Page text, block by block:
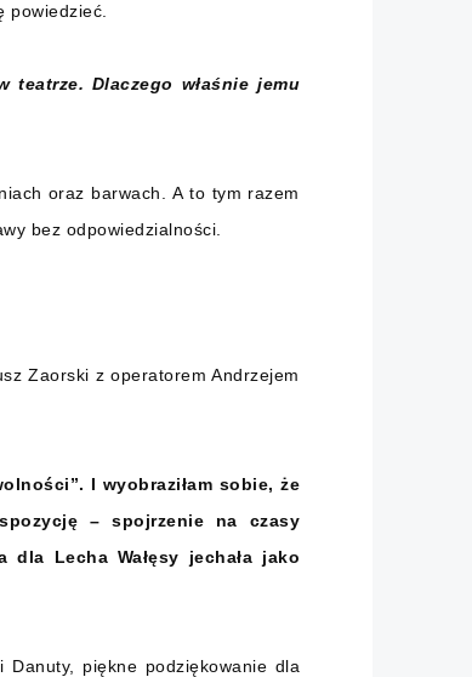
powiedzieć.
teatrze. Dlaczego właśnie jemu
oraz barwach. A to tym razem
bez odpowiedzialności.
Zaorski z operatorem Andrzejem
I wyobraziłam sobie, że
– spojrzenie na czasy
Lecha Wałęsy jechała jako
piękne podziękowanie dla